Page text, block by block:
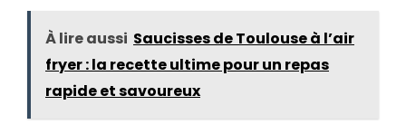
À lire aussi Saucisses de Toulouse à l’air
fryer : la recette ultime pour un repas
rapide et savoureux